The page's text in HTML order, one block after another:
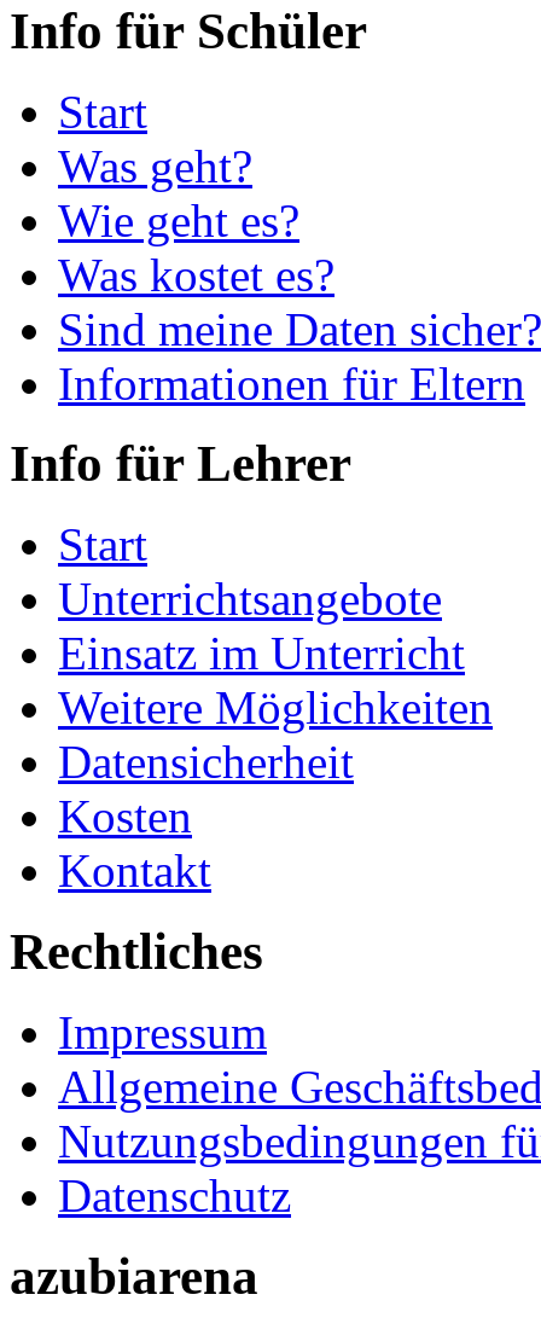
Info für Schüler
Start
Was geht?
Wie geht es?
Was kostet es?
Sind meine Daten sicher?
Informationen für Eltern
Info für Lehrer
Start
Unterrichtsangebote
Einsatz im Unterricht
Weitere Möglichkeiten
Datensicherheit
Kosten
Kontakt
Rechtliches
Impressum
Allgemeine
Nutzungsbedingungen
Datenschutz
azubiarena